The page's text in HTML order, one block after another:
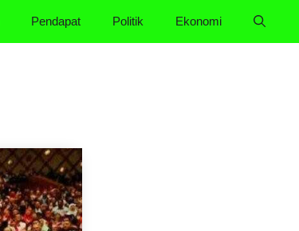
Pendapat Politik Ekonomi